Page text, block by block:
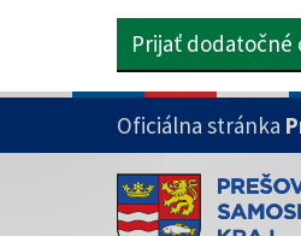
Prijať dodatočné
PRESKOČIŤ NA HLAVNÝ
Oficiálna stránka
Doména psk.sk